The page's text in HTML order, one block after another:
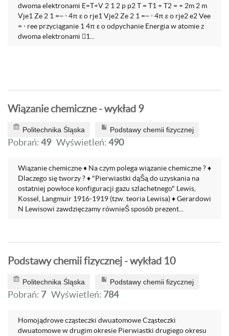
dwoma elektronami E=T+V 2 1 2 p p2 T = T1 + T2 = + 2m 2 m
Vje1 Ze 2 1 =− ⋅ 4π ε o rje1 Vje2 Ze 2 1 =− ⋅ 4π ε o rje2 e2 Vee
= ⋅ ree przyciąganie 1 4π ε o odpychanie Energia w atomie z
dwoma elektronami 1...
Wiązanie chemiczne - wykład 9
Politechnika Śląska Podstawy chemii fizycznej
Pobrań:49 Wyświetleń:490
Wiązanie chemiczne ♦ Na czym polega wiązanie chemiczne ? ♦
Dlaczego się tworzy ? ♦ "Pierwiastki dąŜą do uzyskania na
ostatniej powłoce konfiguracji gazu szlachetnego" Lewis,
Kossel, Langmuir 1916-1919 (tzw. teoria Lewisa) ♦ Gerardowi
N Lewisowi zawdzięczamy równieŜ sposób prezent...
Podstawy chemii fizycznej - wykład 10
Politechnika Śląska Podstawy chemii fizycznej
Pobrań: 7 Wyświetleń: 784
Homojądrowe cząsteczki dwuatomowe Cząsteczki
dwuatomowe w drugim okresie Pierwiastki drugiego okresu